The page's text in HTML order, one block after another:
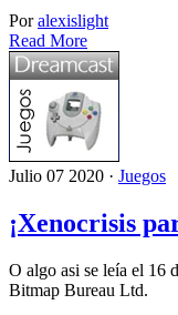
Poralexislight
Read More
Julio 07 2020 · Juegos
¡Xenocrisis
O algo asi se leía el 16
Bitmap Bureau Ltd.